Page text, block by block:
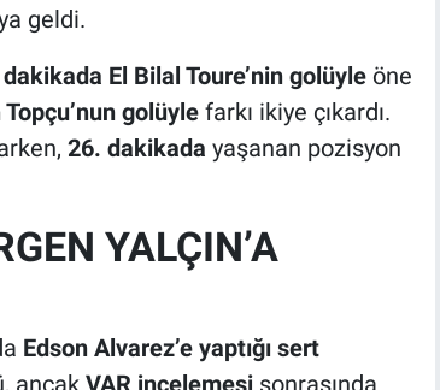
geldi.
El Bilal Toure’nin golüyleöne
golüylefarkı ikiye çıkardı.
26. dakikada yaşanan pozisyon
YALÇIN’A
Edson Alvarez’e yaptığı sert
ancak VAR incelemesisonrasında